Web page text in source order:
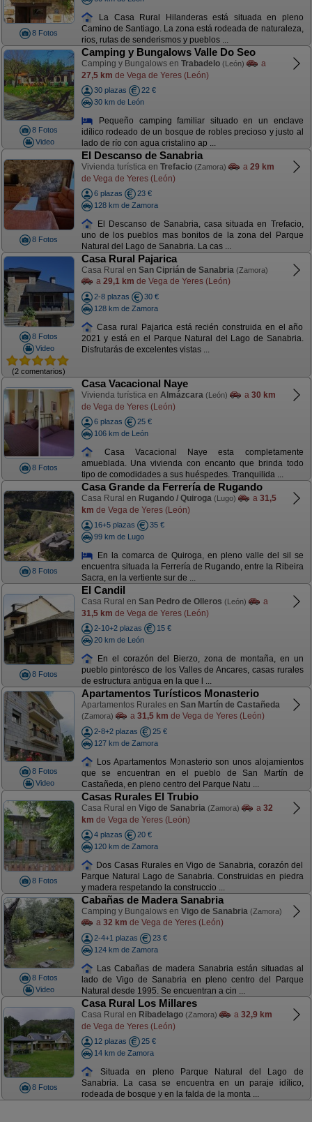
8 Fotos
La Casa Rural Hilanderas está situada en pleno
Camino de Santiago. La zona está rodeada de naturaleza,
rios, rutas de senderismos y pueblos ...
8 Fotos
Video
Camping y Bungalows Valle Do Seo
Camping y Bungalows en Trabadelo (León)
a
27,5 km de Vega de Yeres (León)
30 plazas
22 €
30 km de León
Pequeño camping familiar situado en un enclave
idílico rodeado de un bosque de robles precioso y justo al
lado de río con agua cristalino ap ...
8 Fotos
El Descanso de Sanabria
Vivienda turística en Trefacio (Zamora) a 29 km
de Vega de Yeres (León)
6 plazas
23 €
128 km de Zamora
El Descanso de Sanabria, casa situada en Trefacio,
uno de los pueblos mas bonitos de la zona del Parque
Natural del Lago de Sanabria. La cas ...
8 Fotos
Video
(2 comentarios)
Casa Rural Pajarica
Casa Rural en San Ciprián de Sanabria (Zamora)
a 29,1 km de Vega de Yeres (León)
2-8 plazas
30 €
128 km de Zamora
Casa rural Pajarica está recién construida en el año
2021 y está en el Parque Natural del Lago de Sanabria.
Disfrutarás de excelentes vistas ...
8 Fotos
Casa Vacacional Naye
Vivienda turística en Almázcara (León) a 30 km
de Vega de Yeres (León)
6 plazas
25 €
106 km de León
Casa Vacacional Naye esta completamente
amueblada. Una vivienda con encanto que brinda todo
tipo de comodidades a sus huéspedes. Tranquilida ...
8 Fotos
Casa Grande da Ferrería de Rugando
Casa Rural en Rugando / Quiroga (Lugo) a 31,5
km de Vega de Yeres (León)
16+5 plazas
35 €
99 km de Lugo
En la comarca de Quiroga, en pleno valle del sil se
encuentra situada la Ferrería de Rugando, entre la Ribeira
Sacra, en la vertiente sur de ...
8 Fotos
El Candil
Casa Rural en San Pedro de Olleros (León)
a
31,5 km de Vega de Yeres (León)
2-10+2 plazas
15 €
20 km de León
En el corazón del Bierzo, zona de montaña, en un
pueblo pintorésco de los Valles de Ancares, casas rurales
de estructura antigua en la que l ...
8 Fotos
Video
Apartamentos Turísticos Monasterio
Apartamentos Rurales en San Martín de Castañeda
(Zamora) a 31,5 km de Vega de Yeres (León)
2-8+2 plazas
25 €
127 km de Zamora
Los Apartamentos Monasterio son unos alojamientos
que se encuentran en el pueblo de San Martín de
Castañeda, en pleno centro del Parque Natu ...
8 Fotos
Casas Rurales El Trubio
Casa Rural en Vigo de Sanabria (Zamora) a 32
km de Vega de Yeres (León)
4 plazas
20 €
120 km de Zamora
Dos Casas Rurales en Vigo de Sanabria, corazón del
Parque Natural Lago de Sanabria. Construidas en piedra
y madera respetando la construccio ...
8 Fotos
Video
Cabañas de Madera Sanabria
Camping y Bungalows en Vigo de Sanabria (Zamora)
a 32 km de Vega de Yeres (León)
2-4+1 plazas
23 €
124 km de Zamora
Las Cabañas de madera Sanabria están situadas al
lado de Vigo de Sanabria en pleno centro del Parque
Natural desde 1995. Se encuentran a cin ...
8 Fotos
Casa Rural Los Millares
Casa Rural en Ribadelago (Zamora) a 32,9 km
de Vega de Yeres (León)
12 plazas
25 €
14 km de Zamora
Situada en pleno Parque Natural del Lago de
Sanabria. La casa se encuentra en un paraje idílico,
rodeada de bosque y en la falda de la monta ...